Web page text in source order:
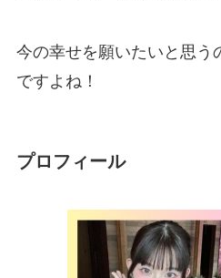
今の幸せを願いたいと思う
ですよね！
プロフィール